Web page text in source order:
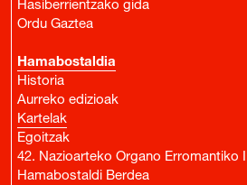
Hasiberrientzako gida
Ordu Gaztea
Hamabostaldia
Historia
Aurreko edizioak
Kartelak
Egoitzak
42. Nazioarteko Organo Erromantiko
Hamabostaldi Berdea